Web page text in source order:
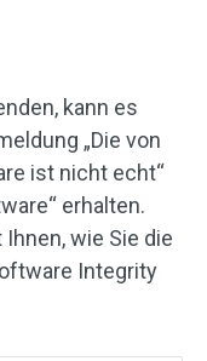
kann es
„Die von
ist nicht echt“
erhalten.
Ihnen, wie Sie die
Integrity